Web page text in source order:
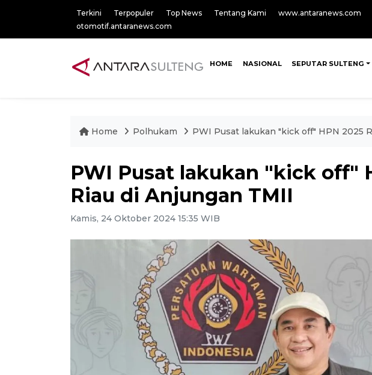
Terkini Terpopuler Top News Tentang Kami www.antaranews.com
otomotif.antaranews.com
HOME NASIONAL SEPUTAR SULTENG
Home Polhukam PWI Pusat lakukan "kick off" HPN 2025
PWI Pusat lakukan "kick off"
Riau di Anjungan TMII
Kamis, 24 Oktober 2024 15:35 WIB